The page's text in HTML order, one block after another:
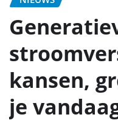
kansen,
je